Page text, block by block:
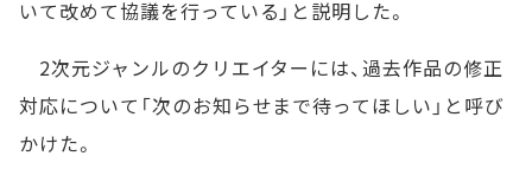
いて改めて協議を行っている」と説明した。
2次元ジャンルのクリエイターには、過去作品の修正
対応について「次のお知らせまで待ってほしい」と呼び
かけた。